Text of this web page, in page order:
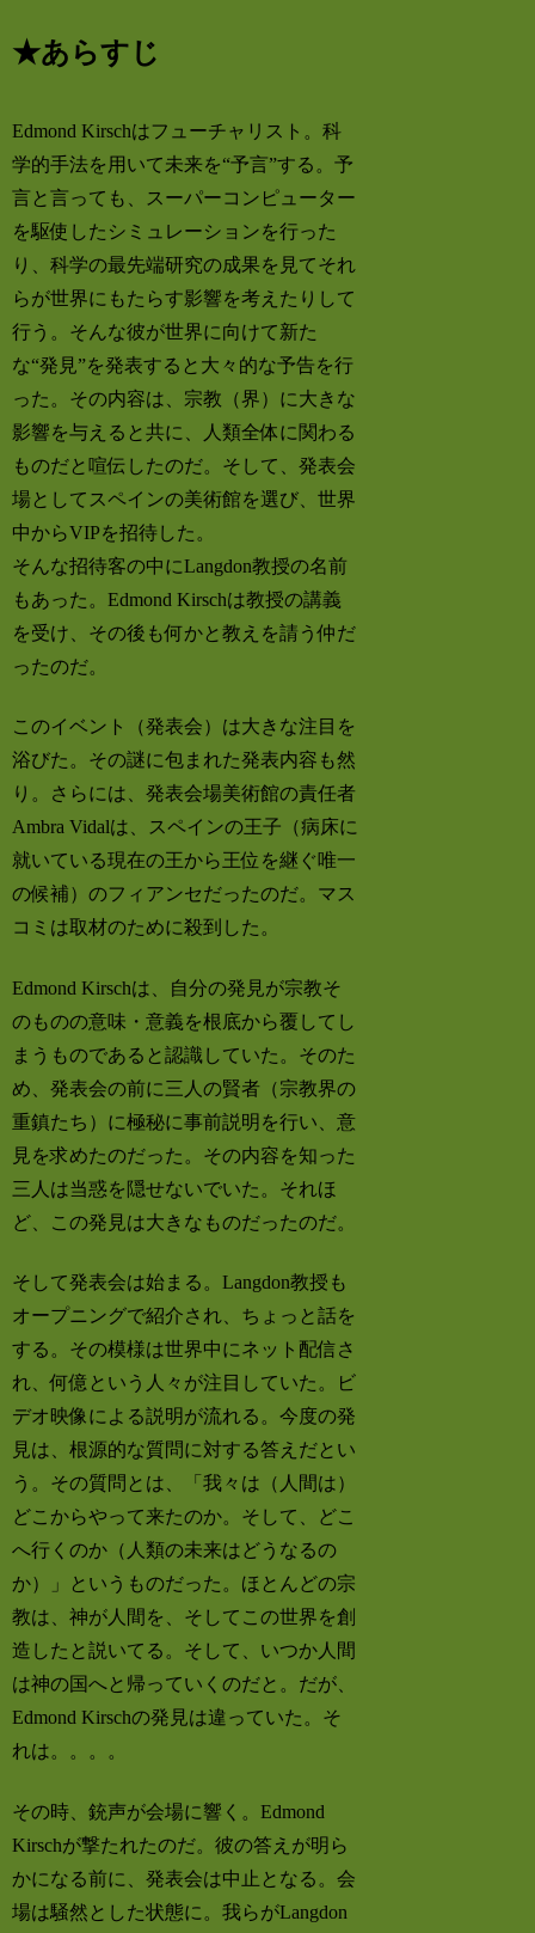
★あらすじ
Edmond Kirschはフューチャリスト。科
学的手法を用いて未来を“予言”する。予
言と言っても、スーパーコンピューター
を駆使したシミュレーションを行った
り、科学の最先端研究の成果を見てそれ
らが世界にもたらす影響を考えたりして
行う。そんな彼が世界に向けて新た
な“発見”を発表すると大々的な予告を行
った。その内容は、宗教（界）に大きな
影響を与えると共に、人類全体に関わる
ものだと喧伝したのだ。そして、発表会
場としてスペインの美術館を選び、世界
中からVIPを招待した。
そんな招待客の中にLangdon教授の名前
もあった。Edmond Kirschは教授の講義
を受け、その後も何かと教えを請う仲だ
ったのだ。
このイベント（発表会）は大きな注目を
浴びた。その謎に包まれた発表内容も然
り。さらには、発表会場美術館の責任者
Ambra Vidalは、スペインの王子（病床に
就いている現在の王から王位を継ぐ唯一
の候補）のフィアンセだったのだ。マス
コミは取材のために殺到した。
Edmond Kirschは、自分の発見が宗教そ
のものの意味・意義を根底から覆してし
まうものであると認識していた。そのた
め、発表会の前に三人の賢者（宗教界の
重鎮たち）に極秘に事前説明を行い、意
見を求めたのだった。その内容を知った
三人は当惑を隠せないでいた。それほ
ど、この発見は大きなものだったのだ。
そして発表会は始まる。Langdon教授も
オープニングで紹介され、ちょっと話を
する。その模様は世界中にネット配信さ
れ、何億という人々が注目していた。ビ
デオ映像による説明が流れる。今度の発
見は、根源的な質問に対する答えだとい
う。その質問とは、「我々は（人間は）
どこからやって来たのか。そして、どこ
へ行くのか（人類の未来はどうなるの
か）」というものだった。ほとんどの宗
教は、神が人間を、そしてこの世界を創
造したと説いてる。そして、いつか人間
は神の国へと帰っていくのだと。だが、
Edmond Kirschの発見は違っていた。そ
れは。。。。
その時、銃声が会場に響く。Edmond
Kirschが撃たれたのだ。彼の答えが明ら
かになる前に、発表会は中止となる。会
場は騒然とした状態に。我らがLangdon